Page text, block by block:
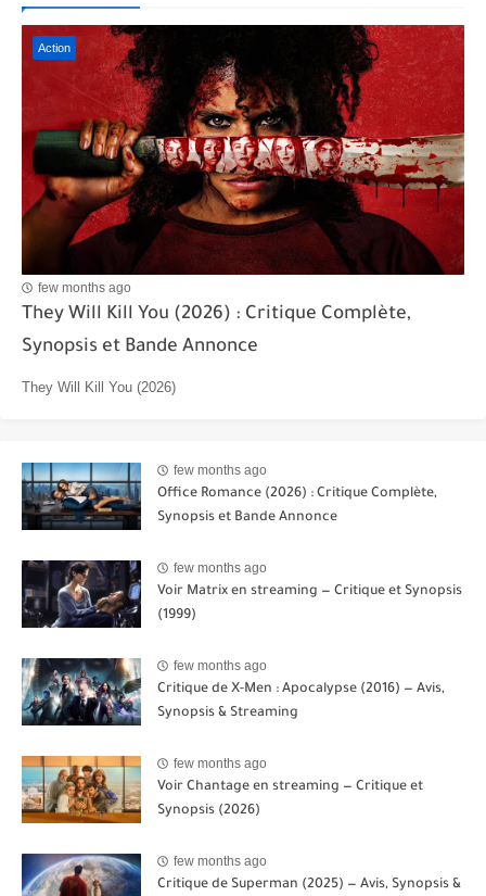
Action
few months ago
They Will Kill You (2026) : Critique Complète,
Synopsis et Bande Annonce
They Will Kill You (2026)
few months ago
Office Romance (2026) : Critique Complète,
Synopsis et Bande Annonce
few months ago
Voir Matrix en streaming — Critique et Synopsis
(1999)
few months ago
Critique de X-Men : Apocalypse (2016) — Avis,
Synopsis & Streaming
few months ago
Voir Chantage en streaming — Critique et
Synopsis (2026)
few months ago
Critique de Superman (2025) — Avis, Synopsis &